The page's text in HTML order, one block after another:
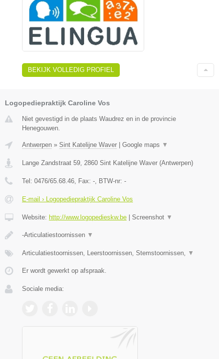
BEKIJK VOLLEDIG PROFIEL
Logopediepraktijk Caroline Vos
Niet gevestigd in de plaats Waudrez en in de provincie
Henegouwen.
Antwerpen » Sint Katelijne Waver Google maps ▼
Lange Zandstraat 59, 2860 Sint Katelijne Waver (Antwerpen)
Tel: 0476/65.68.46, Fax: -, BTW-nr: -
E-mail › Logopediepraktijk Caroline Vos
Website: http://www.logopedieskw.be Screenshot ▼
-Articulatiestoornissen ▼
Articulatiestoornissen, Leerstoornissen, Stemstoornissen, ▼
Er wordt gewerkt op afspraak.
Sociale media: